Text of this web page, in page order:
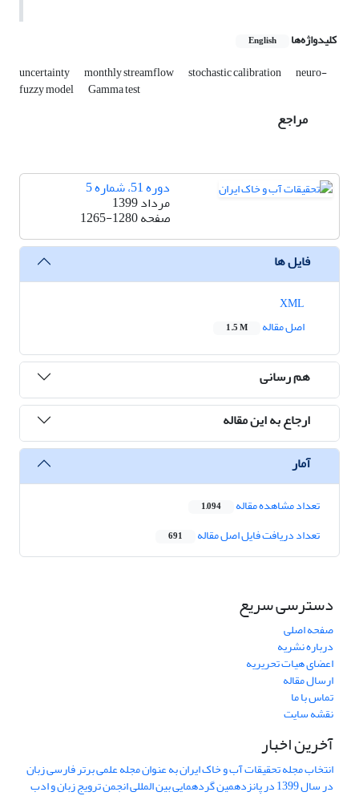
کلیدواژه‌ها English
uncertainty monthly streamflow stochastic calibration neuro-
fuzzy model Gamma test
مراجع
دوره 51، شماره 5
مرداد 1399
صفحه1265-1280
فایل ها
اصل مقاله
1.5 M
هم رسانی
ارجاع به این مقاله
آمار
تعداد مشاهده مقاله 1,094
تعداد دریافت فایل اصل مقاله 691
دسترسی سریع
صفحه اصلی
درباره نشریه
اعضای هیات تحریریه
ارسال مقاله
تماس با ما
نقشه سایت
آخرین اخبار
انتخاب مجله تحقیقات آب و خاک ایران به عنوان مجله علمی برتر فارسی زبان
در سال 1399 در پانزدهمین گردهمایی بین المللی انجمن ترویج زبان و ادب